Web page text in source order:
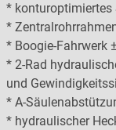
* konturoptimiertes
*
* Boogie-Fahrwerk
* 2-Rad
und
* A-
* hydraulischer